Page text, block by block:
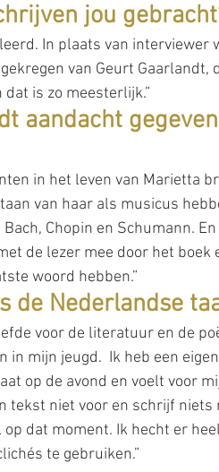
jou
In plaats van interviewer
van Geurt
is zo meesterlijk.”
aandacht
in het leven van Marietta
van haar als musicus
Chopin en Schumann.
de lezer mee door het
woord hebben.”
de Nederlandse
voor de literatuur en de
in mijn jeugd.  Ik heb een
op de avond en voelt voor
tekst niet voor en schrijf niets
dat moment. Ik hecht er
te gebruiken.”